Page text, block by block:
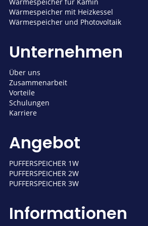
Wärmespeicher mit Heizkessel
Wärmespeicher und Photovoltaik
Unternehmen
Über uns
Zusammenarbeit
Vorteile
Schulungen
Karriere
Angebot
PUFFERSPEICHER 1W
PUFFERSPEICHER 2W
PUFFERSPEICHER 3W
Informationen